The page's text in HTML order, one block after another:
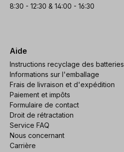
8:30 - 12:30 & 14:00 - 16:30
Aide
Instructions recyclage des batteries
Informations sur l'emballage
Frais de livraison et d'expédition
Paiement et impôts
Formulaire de contact
Droit de rétractation
Service FAQ
Nous concernant
Carrière